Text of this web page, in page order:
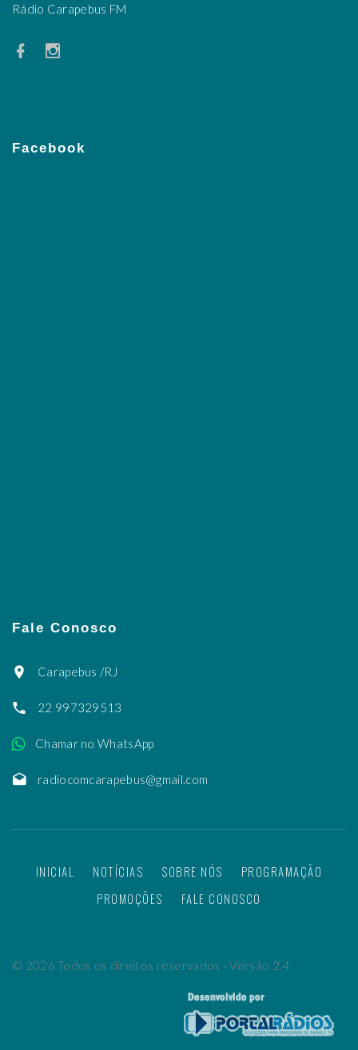
Rádio Carapebus FM
Facebook
Fale Conosco
Carapebus /RJ
22 997329513
Chamar no WhatsApp
radiocomcarapebus@gmail.com
INICIAL NOTÍCIAS SOBRE NÓS
PROGRAMAÇÃO
PROMOÇÕES
FALE CONOSCO
© 2026 Todos os direitos reservados - Versão 2.4